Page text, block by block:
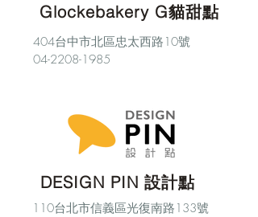
Glockebakery G貓甜點
404台中市北區忠太西路10號
04-2208-1985
DESIGN PIN 設計點
110台北市信義區光復南路133號